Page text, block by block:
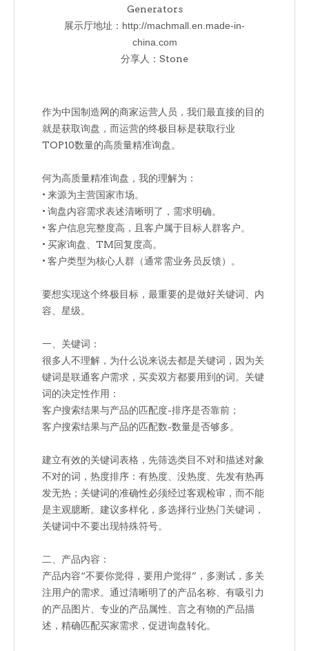
Generators
展示厅地址： http://machmall.en.made-in-
china.com
分享人：Stone
作为中国制造网的商家运营人员，我们最直接的目的
就是获取询盘，而运营的终极目标是获取行业
TOP10数量的高质量精准询盘。
何为高质量精准询盘，我的理解为：
• 来源为主营国家市场。
• 询盘内容需求表述清晰明了，需求明确。
• 客户信息完整度高，且客户属于目标人群客户。
• 买家询盘、TM回复度高。
• 客户类型为核心人群（通常需业务员反馈）。
要想实现这个终极目标，最重要的是做好关键词、内
容、星级。
一、关键词：
很多人不理解，为什么说来说去都是关键词，因为关
键词是联通客户需求，买卖双方都要用到的词。关键
词的决定性作用：
客户搜索结果与产品的匹配度-排序是否靠前；
客户搜索结果与产品的匹配数-数量是否够多。
建立有效的关键词表格，先筛选类目不对和描述对象
不对的词，热度排序：有热度、没热度、先发有热再
发无热；关键词的准确性必须经过客观检审，而不能
是主观臆断。建议多样化，多选择行业热门关键词，
关键词中不要出现特殊符号。
二、产品内容：
产品内容“不要你觉得，要用户觉得”，多测试，多关
注用户的需求。通过清晰明了的产品名称、有吸引力
的产品图片、专业的产品属性、言之有物的产品描
述，精确匹配买家需求，促进询盘转化。